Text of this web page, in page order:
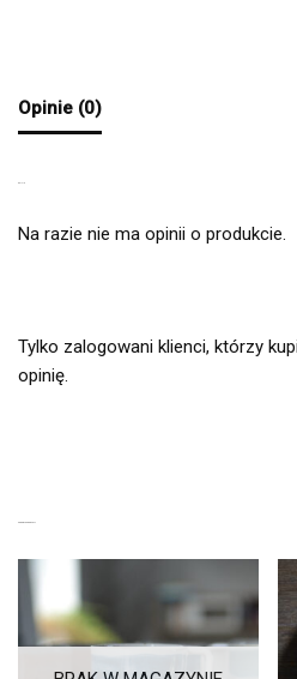
Opinie (0)
Na razie nie ma opinii o produkcie.
Tylko zalogowani klienci, którzy
opinię.